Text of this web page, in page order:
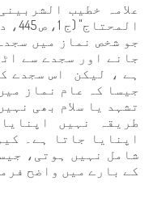
علامہ خطیب
جو شخص نماز میں
جانے اور سجدے سے
ہے ، لیکن اس سجدے
جیسا کہ عام نماز
تشہد یا سلام بھی
طریقہ نہیں
اپنایا جاتا ہے۔
شامل نہیں ہوتی،
کے بارے میں واضح